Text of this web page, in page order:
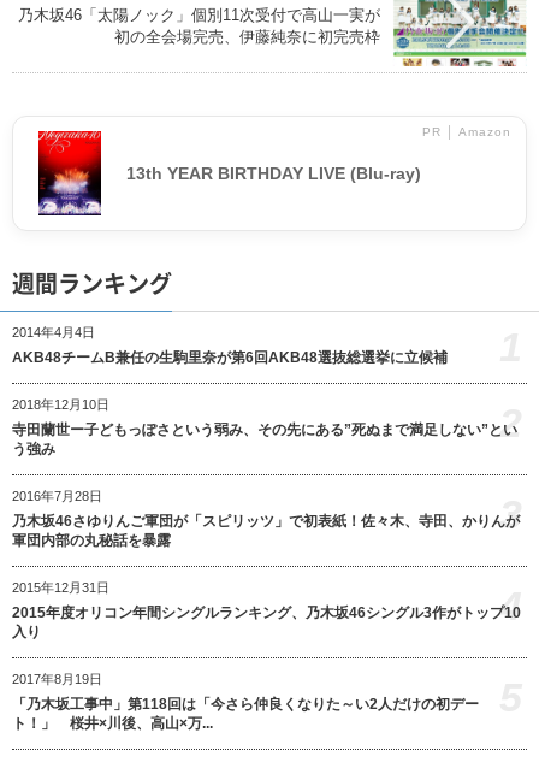
乃木坂46「太陽ノック」個別11次受付で高山一実が
初の全会場完売、伊藤純奈に初完売枠
PR │ Amazon
13th YEAR BIRTHDAY LIVE (Blu-ray)
週間ランキング
2014年4月4日
AKB48チームB兼任の生駒里奈が第6回AKB48選抜総選挙に立候補
2018年12月10日
寺田蘭世ー子どもっぽさという弱み、その先にある”死ぬまで満足しない”とい
う強み
2
2016年7月28日
乃木坂46さゆりんご軍団が「スピリッツ」で初表紙！佐々木、寺田、かりんが
軍団内部の丸秘話を暴露
3
2015年12月31日
2015年度オリコン年間シングルランキング、乃木坂46シングル3作がトップ10
入り
4
2017年8月19日
「乃木坂工事中」第118回は「今さら仲良くなりた～い2人だけの初デー
ト！」 桜井×川後、高山×万...